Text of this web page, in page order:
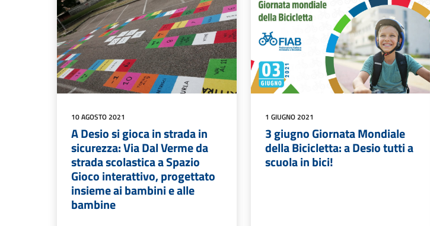
10 AGOSTO 2021
A Desio si gioca in strada in
sicurezza: Via Dal Verme da
strada scolastica a Spazio
Gioco interattivo, progettato
insieme ai bambini e alle
bambine
1 GIUGNO 2021
3 giugno Giornata Mondiale
della Bicicletta: a Desio tutti a
scuola in bici!